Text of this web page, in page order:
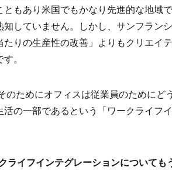
ともあり米国でもかなり先進的な地域
知していません。しかし、サンフラン
たりの生産性の改善」よりもクリエ
。
のためにオフィスは従業員のために
活の一部であるという「ワークライフ
ライフインテグレーションについても